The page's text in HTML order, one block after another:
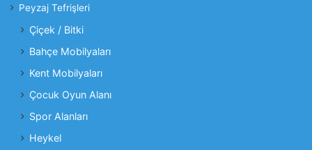
Peyzaj Tefrişleri
Çiçek / Bitki
Bahçe Mobilyaları
Kent Mobilyaları
Çocuk Oyun Alanı
Spor Alanları
Heykel